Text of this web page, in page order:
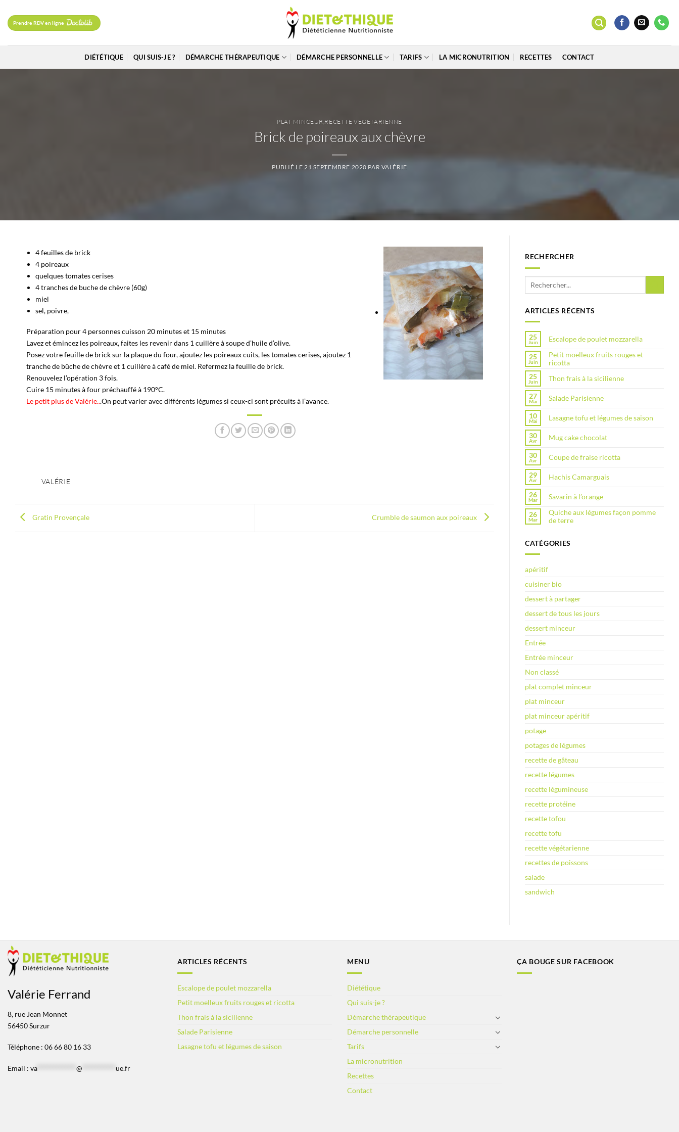
contenu
Prendre RDV en ligne
DIÉTÉTIQUE QUI SUIS-JE ? DÉMARCHE THÉRAPEUTIQUE DÉMARCHE PERSONNELLE TARIFS LA MICRONUTRITION RECETTES CONTACT
PLAT MINCEUR RECETTE VÉGÉTARIENNE
Brick de poireaux aux chèvre
PUBLIÉ LE 21 SEPTEMBRE 2020 PAR VALÉRIE
4 feuilles de brick
4 poireaux
quelques tomates cerises
4 tranches de buche de chèvre (60g)
miel
sel, poivre,
Préparation pour 4 personnes cuisson 20 minutes et 15 minutes
Lavez et émincez les poireaux, faites les revenir dans 1 cuillère à soupe d’huile d’olive.
Posez votre feuille de brick sur la plaque du four, ajoutez les poireaux cuits, les tomates cerises, ajoutez 1
tranche de bûche de chèvre et 1 cuillère à café de miel. Refermez la feuille de brick.
Renouvelez l’opération 3 fois.
Cuire 15 minutes à four préchauffé à 190°C.
Le petit plus de Valérie...On peut varier avec différents légumes si ceux-ci sont précuits à l’avance.
VALÉRIE
Gratin Provençale Crumble de saumon aux poireaux
RECHERCHER
ARTICLES RÉCENTS
25
Juin Escalope de poulet mozzarella
25
Juin
Petit moelleux fruits rouges et
ricotta
25
Juin Thon frais à la sicilienne
27
Mai Salade Parisienne
10
Mai Lasagne tofu et légumes de saison
30
Avr Mug cake chocolat
30
Avr Coupe de fraise ricotta
29
Avr Hachis Camarguais
26
Mar Savarin à l’orange
26
Mar
Quiche aux légumes façon pomme
de terre
CATÉGORIES
apéritif
cuisiner bio
dessert à partager
dessert de tous les jours
dessert minceur
Entrée
Entrée minceur
Non classé
plat complet minceur
plat minceur
plat minceur apéritif
potage
potages de légumes
recette de gâteau
recette légumes
recette légumineuse
recette protéine
recette tofou
recette tofu
recette végétarienne
recettes de poissons
salade
sandwich
Valérie Ferrand
8, rue Jean Monnet
56450 Surzur
Téléphone : 06 66 80 16 33
Email : va************* @ ue.fr
ARTICLES RÉCENTS
Escalope de poulet mozzarella
Petit moelleux fruits rouges et ricotta
Thon frais à la sicilienne
Salade Parisienne
Lasagne tofu et légumes de saison
MENU
Diététique
Qui suis-je ?
Démarche thérapeutique
Démarche personnelle
Tarifs
La micronutrition
Recettes
Contact
ÇA BOUGE SUR FACEBOOK